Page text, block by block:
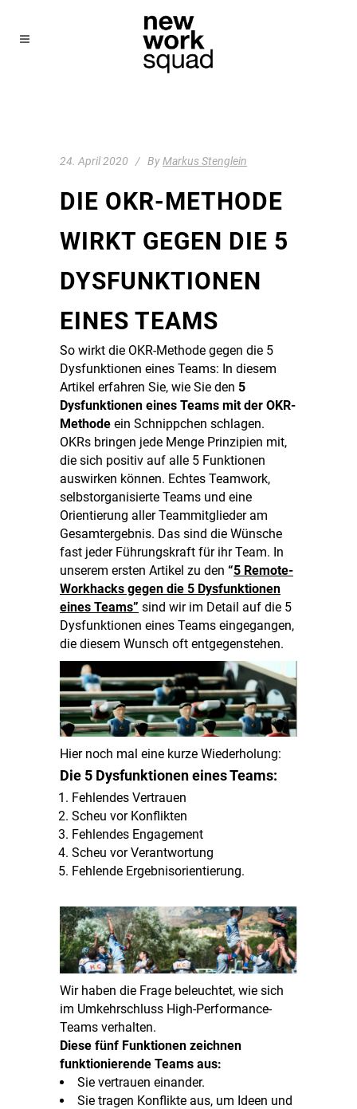
24. April 2020 ByMarkus Stenglein
DIE OKR-METHODE
WIRKT GEGEN DIE 5
DYSFUNKTIONEN
EINES TEAMS
So wirkt die OKR-Methode gegen die 5
Dysfunktionen eines Teams: In diesem
Artikel erfahren Sie, wie Sie den 5
Dysfunktionen eines Teams mit der OKR-
Methode ein Schnippchen schlagen.
OKRs bringen jede Menge Prinzipien mit,
die sich positiv auf alle 5 Funktionen
auswirken können. Echtes Teamwork,
selbstorganisierte Teams und eine
Orientierung aller Teammitglieder am
Gesamtergebnis. Das sind die Wünsche
fast jeder Führungskraft für ihr Team. In
unserem ersten Artikel zu den “5 Remote-
Workhacks gegen die 5 Dysfunktionen
eines Teams” sind wir im Detail auf die 5
Dysfunktionen eines Teams eingegangen,
die diesem Wunsch oft entgegenstehen.
Hier noch mal eine kurze Wiederholung:
Die 5 Dysfunktionen eines Teams:
Fehlendes Vertrauen
Scheu vor Konflikten
Fehlendes Engagement
Scheu vor Verantwortung
Fehlende Ergebnisorientierung.
Wir haben die Frage beleuchtet, wie sich
im Umkehrschluss High-Performance-
Teams verhalten.
Diese fünf Funktionen zeichnen
funktionierende Teams aus:
Sie vertrauen einander.
Sie tragen Konflikte aus, um Ideen und